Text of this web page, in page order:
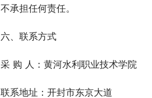
不承担任何责任。
六、联系方式
采 购 人：黄河水利职业技术学院
联系地址：开封市东京大道